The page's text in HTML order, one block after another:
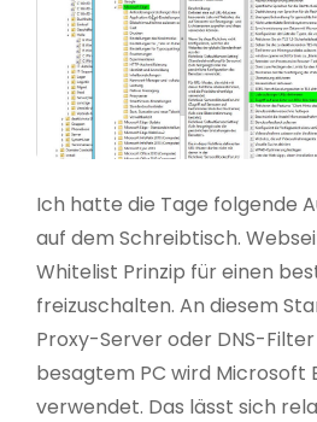
Ich hatte die Tage folgende
auf dem Schreibtisch.
Whitelist Prinzip für einen
freizuschalten. An diesem
Proxy-Server oder DNS-
besagtem PC wird Microsoft
verwendet. Das lässt sich